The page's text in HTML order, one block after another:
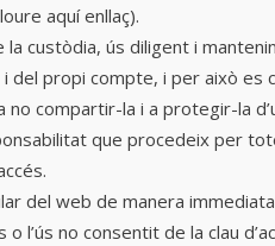
aquí enllaç).
la custòdia, ús diligent i
del propi compte, i per això es
compartir-la i a protegir-la
que procedeix per
del web de manera
l’ús no consentit de la clau